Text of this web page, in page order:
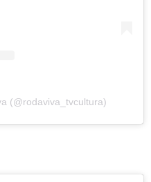
(@rodaviva_tvcultura)